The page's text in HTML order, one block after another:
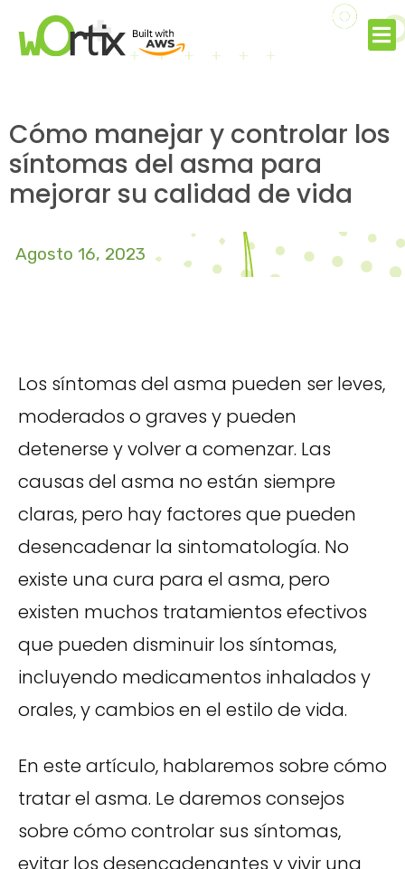
Cómo manejar y controlar los
síntomas del asma para
mejorar su calidad de vida
Agosto 16, 2023
Los síntomas del asma pueden ser leves,
moderados o graves y pueden
detenerse y volver a comenzar. Las
causas del asma no están siempre
claras, pero hay factores que pueden
desencadenar la sintomatología. No
existe una cura para el asma, pero
existen muchos tratamientos efectivos
que pueden disminuir los síntomas,
incluyendo medicamentos inhalados y
orales, y cambios en el estilo de vida.
En este artículo, hablaremos sobre cómo
tratar el asma. Le daremos consejos
sobre cómo controlar sus síntomas,
evitar los desencadenantes y vivir una